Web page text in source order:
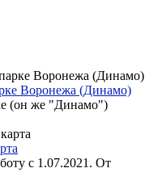
Воронежа (Динамо)
(он же "Динамо")
с 1.07.2021. От